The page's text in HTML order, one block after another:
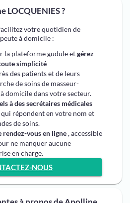
LOCQUENIES ?
votre quotidien de
à domicile :
la plateforme gudule etgérez
simplicité
des patients et de leurs
de soins de masseur-
domicile dans votre secteur.
à des secrétaires médicales
qui répondent en votre nom et
de soins.
rendez-vous en ligne, accessible
ne manquer aucune
en charge.
NOUS